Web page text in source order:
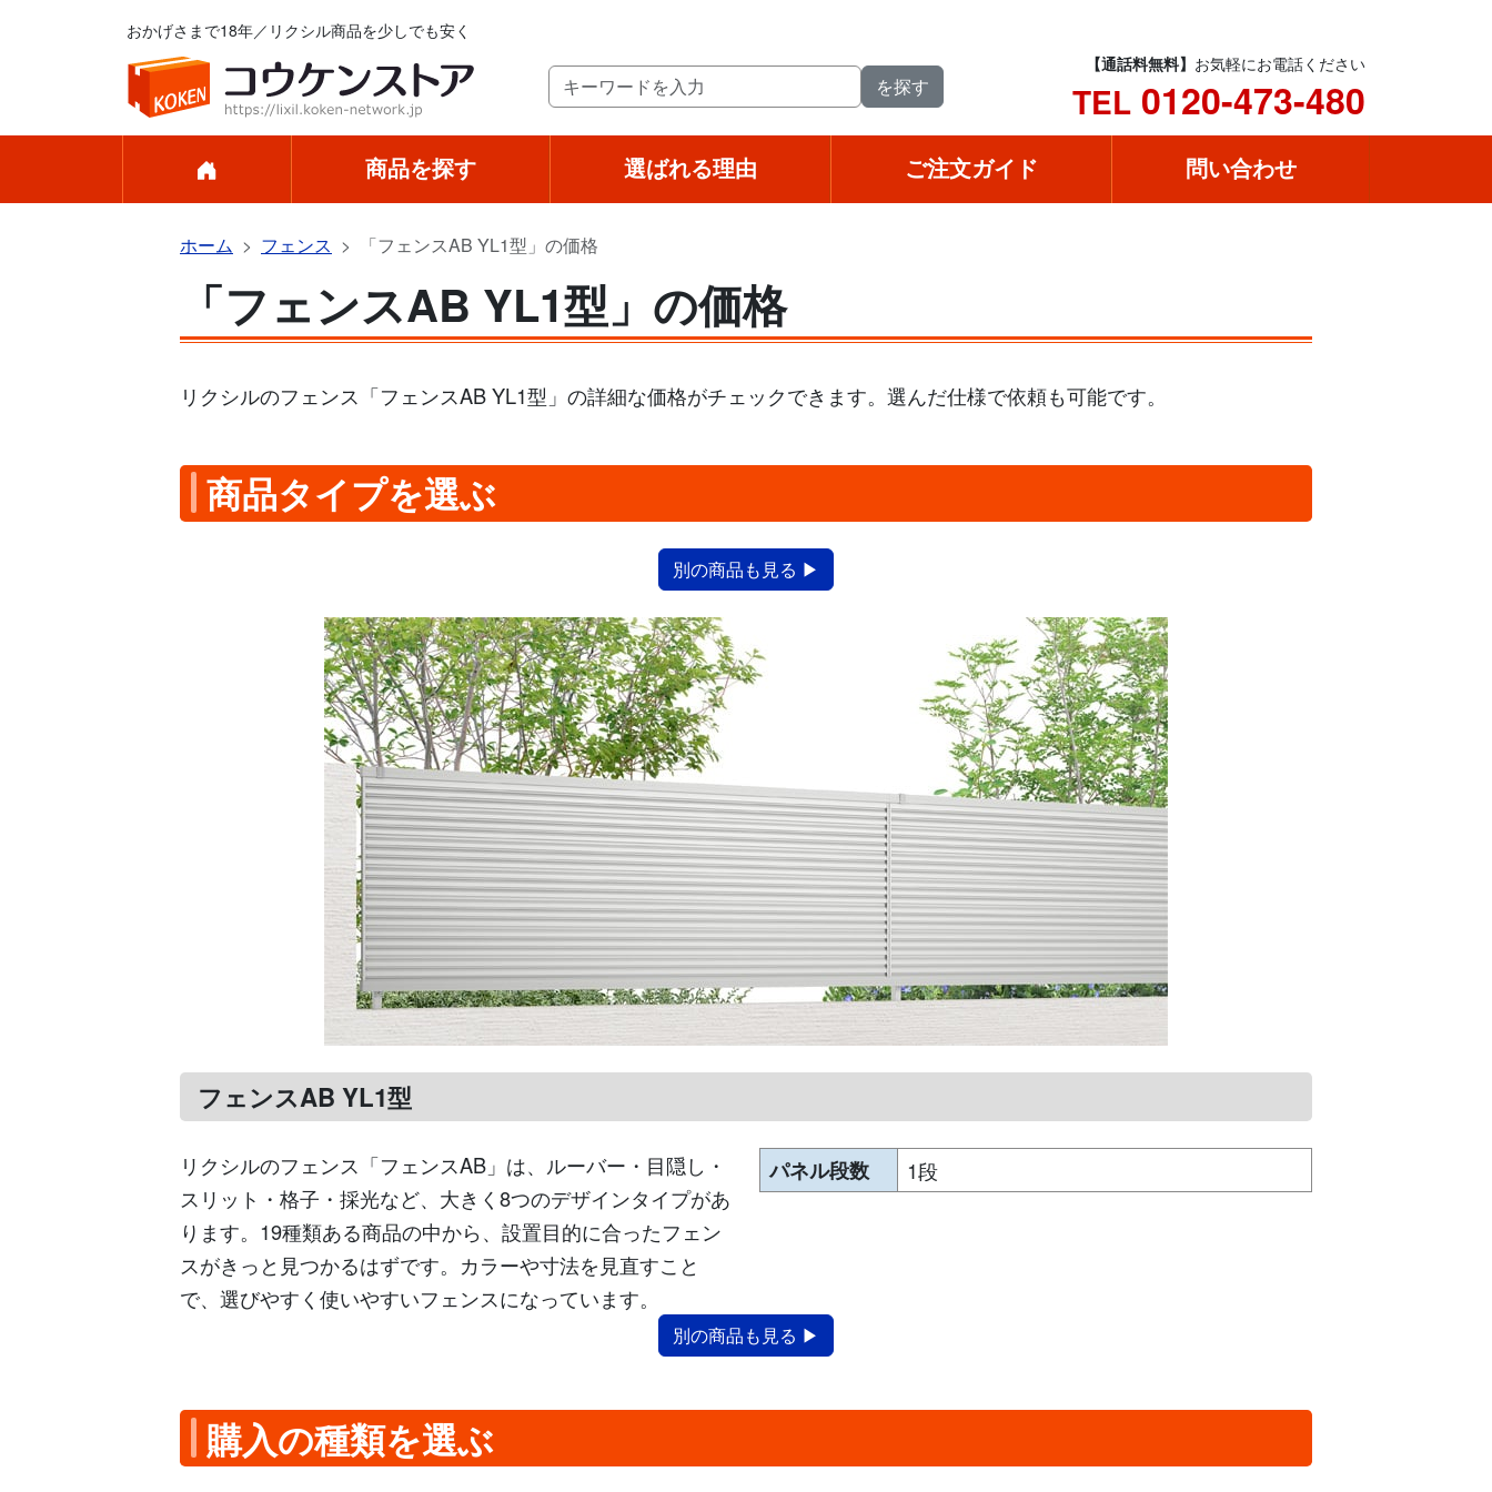
おかげさまで18年／リクシル商品を少しでも安く
【通話料無料】 お気軽にお電話ください
TEL 0120-473-480
商品を探す 選ばれる理由 ご注文ガイド 問い合わせ
ホーム フェンス 「フェンスAB YL1型」の価格
「フェンスAB YL1型」の価格
リクシルのフェンス「フェンスAB YL1型」の詳細な価格がチェックできます。選んだ仕様で依頼も可能です。
商品タイプを選ぶ
別の商品も見る ▶
フェンスAB YL1型
リクシルのフェンス「フェンスAB」は、ルーバー・目隠し・
スリット・格子・採光など、大きく8つのデザインタイプがあ
ります。19種類ある商品の中から、設置目的に合ったフェン
スがきっと見つかるはずです。カラーや寸法を見直すこと
で、選びやすく使いやすいフェンスになっています。
パネル段数 1段
別の商品も見る ▶
購入の種類を選ぶ